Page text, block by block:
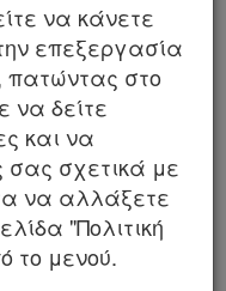
και της
και λοιπές
την παρ. 5 του
Νομοθεσίας για
όργανα
διατηρήθηκε σε
119 του ν.
να κάνετε
επεξεργασία
πατώντας στο
να δείτε
και να
σας σχετικά με
να αλλάξετε
"Πολιτική
το μενού.